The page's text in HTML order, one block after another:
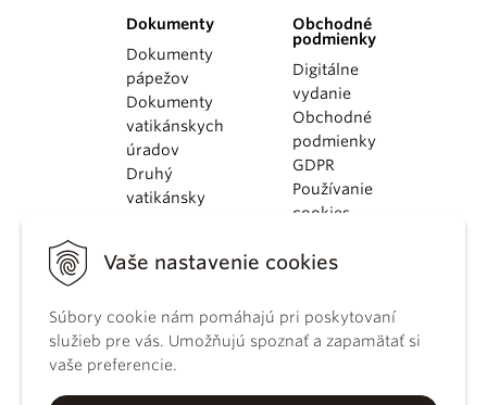
Vaše nastavenie cookies
Súbory cookie nám pomáhajú pri poskytovaní
služieb pre vás. Umožňujú spoznať a zapamätať si
vaše preferencie.
Dokumenty
Dokumenty
pápežov
Dokumenty
vatikánskych
úradov
Druhý
vatikánsky
KBS
kánonického
práva
Katechizmus
Obchodné
podmienky
Digitálne
vydanie
Obchodné
podmienky
GDPR
Používanie
cookies